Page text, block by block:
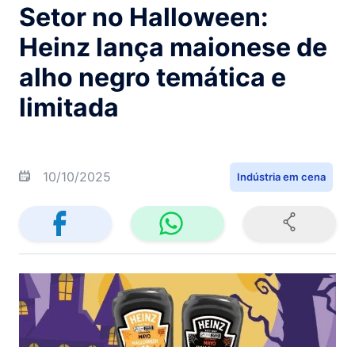
Setor no Halloween:
Heinz lança maionese de
alho negro temática e
limitada
10/10/2025 Indústria em cena